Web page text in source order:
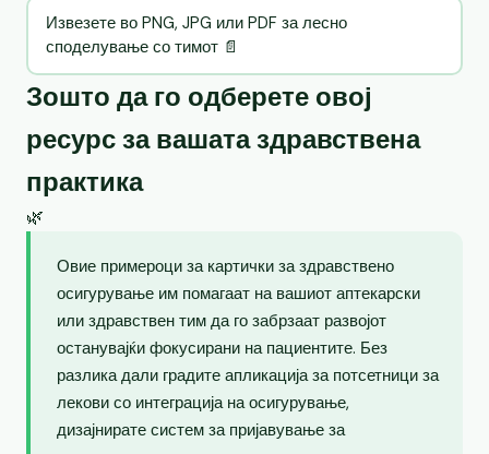
Извезете во PNG, JPG или PDF за лесно
споделување со тимот 📄
Зошто да го одберете овој
ресурс за вашата здравствена
практика
🌿
Овие примероци за картички за здравствено
осигурување им помагаат на вашиот аптекарски
или здравствен тим да го забрзаат развојот
останувајќи фокусирани на пациентите. Без
разлика дали градите апликација за потсетници за
лекови со интеграција на осигурување,
дизајнирате систем за пријавување за